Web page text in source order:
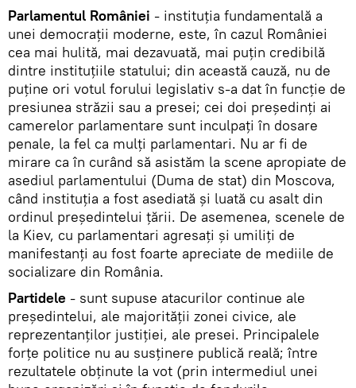
Parlamentul României - instituţia fundamentală a
unei democraţii moderne, este, în cazul României
cea mai hulită, mai dezavuată, mai puţin credibilă
dintre instituţiile statului; din această cauză, nu de
puţine ori votul forului legislativ s-a dat în funcţie de
presiunea străzii sau a presei; cei doi preşedinţi ai
camerelor parlamentare sunt inculpaţi în dosare
penale, la fel ca mulţi parlamentari. Nu ar fi de
mirare ca în curând să asistăm la scene apropiate de
asediul parlamentului (Duma de stat) din Moscova,
când instituţia a fost asediată şi luată cu asalt din
ordinul preşedintelui ţării. De asemenea, scenele de
la Kiev, cu parlamentari agresaţi şi umiliţi de
manifestanţi au fost foarte apreciate de mediile de
socializare din România.
Partidele - sunt supuse atacurilor continue ale
preşedintelui, ale majorităţii zonei civice, ale
reprezentanţilor justiţiei, ale presei. Principalele
forţe politice nu au susţinere publică reală; între
rezultatele obţinute la vot (prin intermediul unei